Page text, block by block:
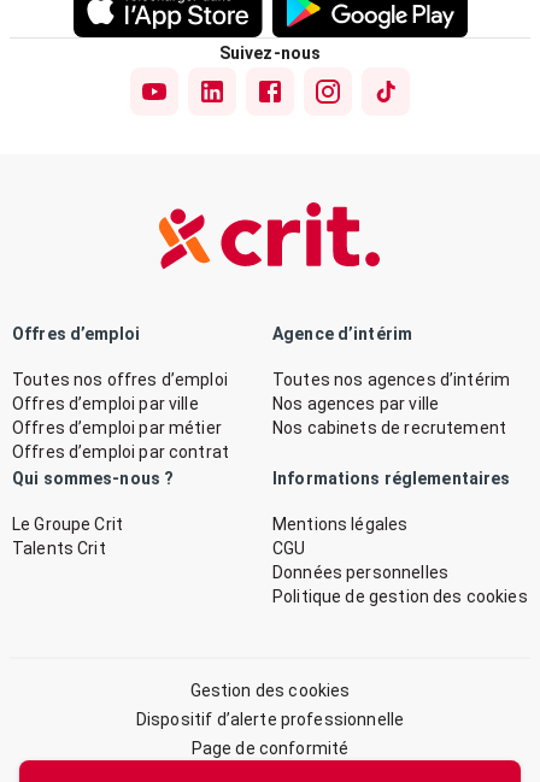
Suivez-nous
Offres d’emploi
Toutes nos offres d’emploi
Offres d’emploi par ville
Offres d’emploi par métier
Offres d’emploi par contrat
Agence d’intérim
Toutes nos agences d’intérim
Nos agences par ville
Nos cabinets de recrutement
Qui sommes-nous ?
Le Groupe Crit
Talents Crit
Informations réglementaires
Mentions légales
CGU
Données personnelles
Politique de gestion des cookies
Gestion des cookies
Dispositif d’alerte professionnelle
Page de conformité